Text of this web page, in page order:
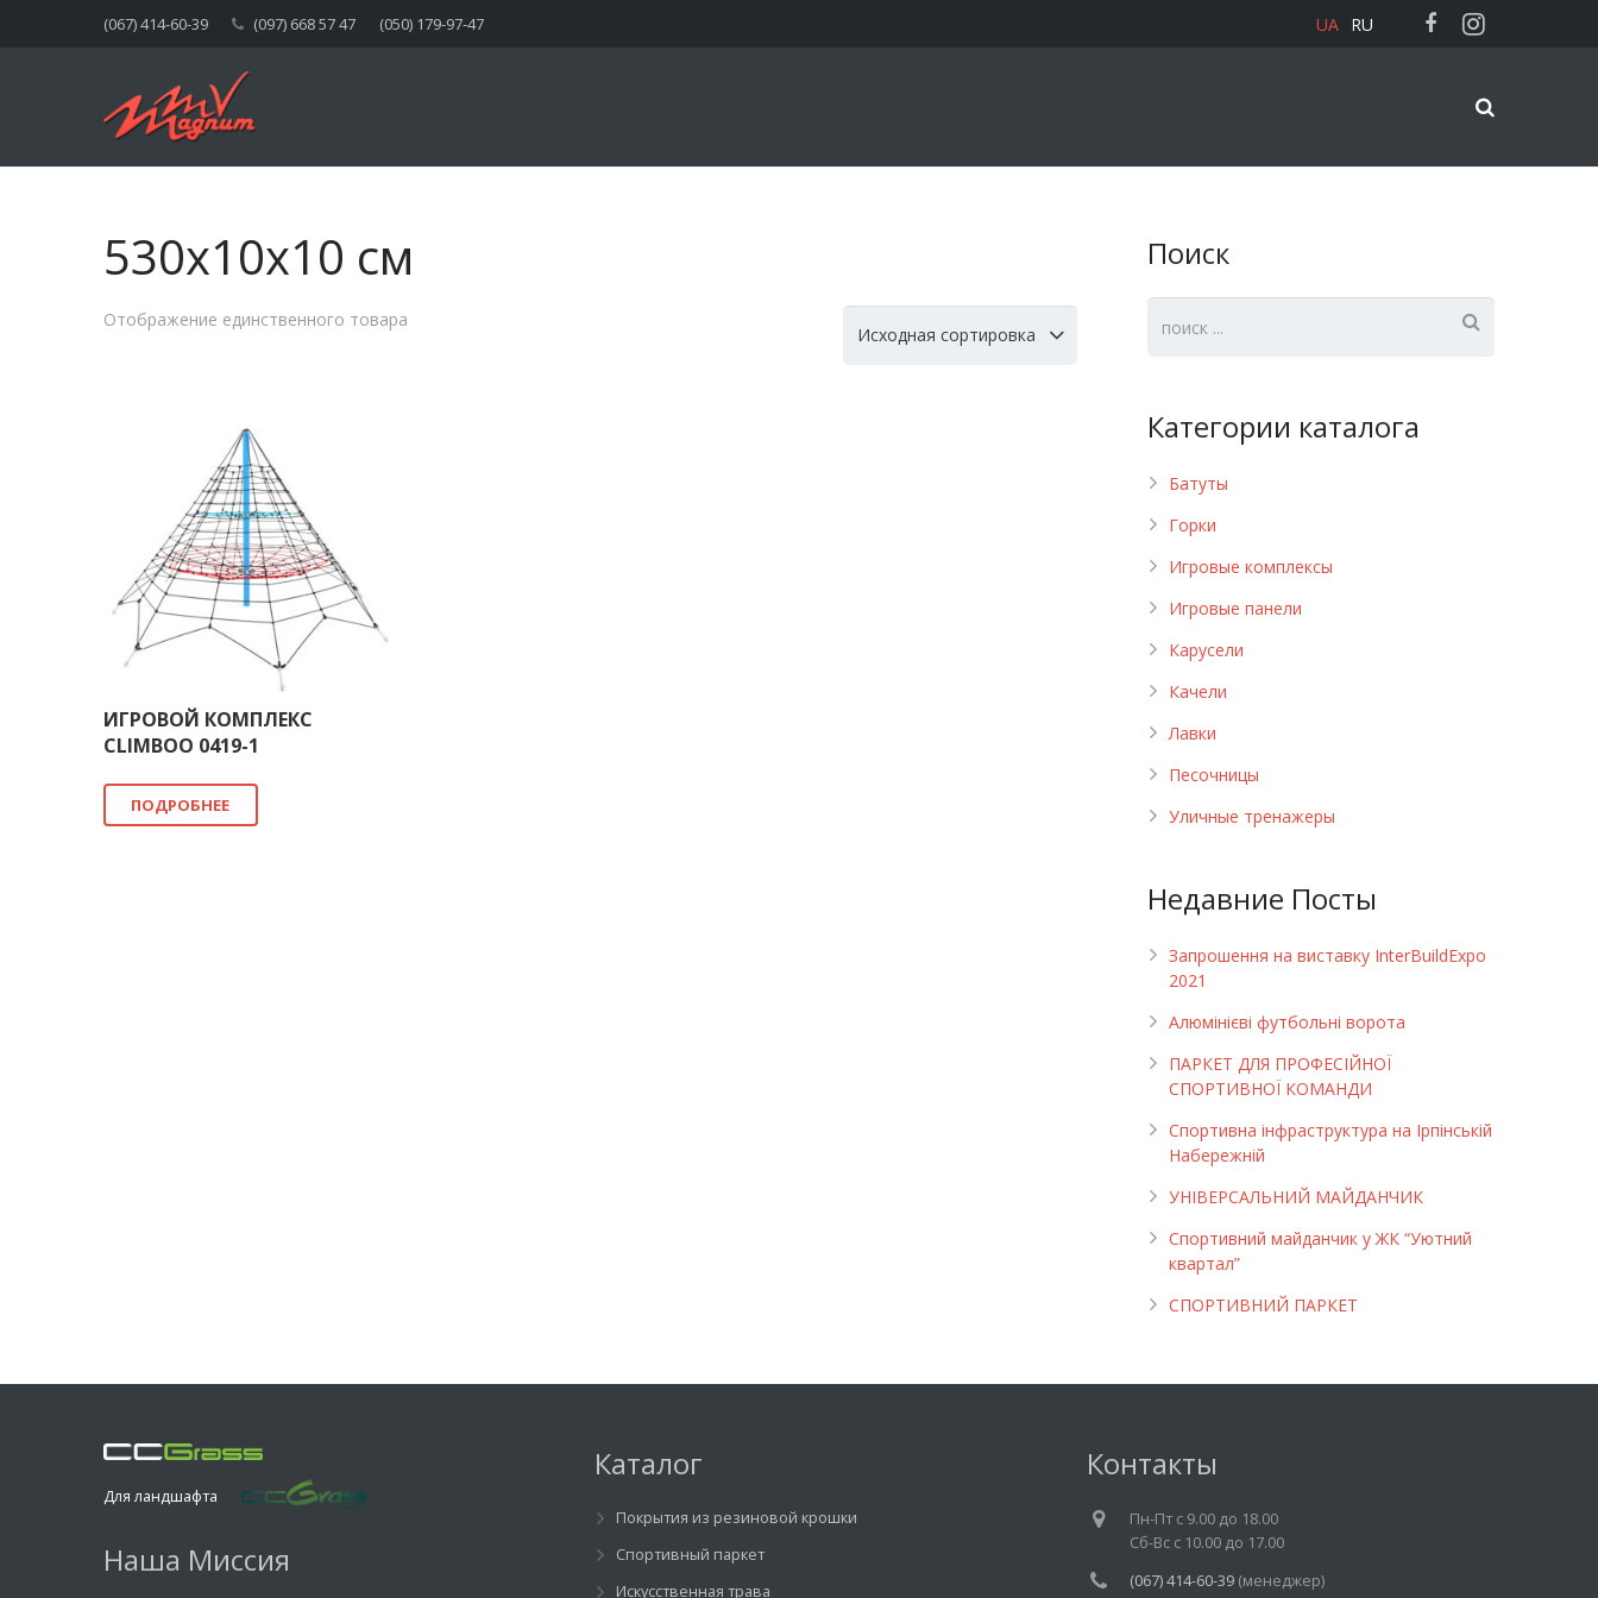
(067) 414-60-39 (097) 668 57 47 (050) 179-97-47 UA RU
530x10x10 см
Отображение единственного товара
ИГРОВОЙ КОМПЛЕКС
CLIMBOO 0419-1
ПОДРОБНЕЕ
Поиск
Категории каталога
Батуты
Горки
Игровые комплексы
Игровые панели
Карусели
Качели
Лавки
Песочницы
Уличные тренажеры
Недавние Посты
Запрошення на виставку InterBuildExpo
2021
Алюмінієві футбольні ворота
ПАРКЕТ ДЛЯ ПРОФЕСІЙНОЇ
СПОРТИВНОЇ КОМАНДИ
Спортивна інфраструктура на Ірпінській
Набережній
УНІВЕРСАЛЬНИЙ МАЙДАНЧИК
Cпортивний майданчик у ЖК “Уютний
квартал”
СПОРТИВНИЙ ПАРКЕТ
Для ландшафта
Наша Миссия
Каталог
Покрытия из резиновой крошки
Спортивный паркет
Искусственная трава
Контакты
Пн-Пт c 9.00 до 18.00
Cб-Вс с 10.00 до 17.00
(067) 414-60-39(менеджер)